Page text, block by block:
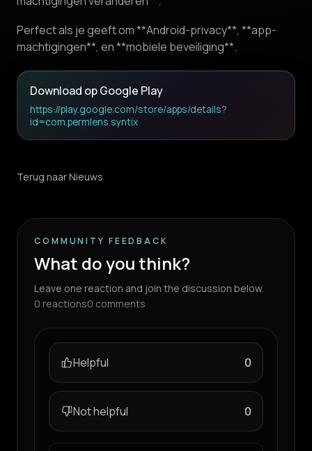
Perfect als je geeft om **Android-privacy**, **app-
machtigingen**, en **mobiele beveiliging**.
Download op Google Play
https://play.google.com/store/apps/details?
id=com.permlens.syntix
Terug naar Nieuws
COMMUNITY FEEDBACK
What do you think?
Leave one reaction and join the discussion below.
0 reactions0 comments
Helpful 0
Not helpful 0